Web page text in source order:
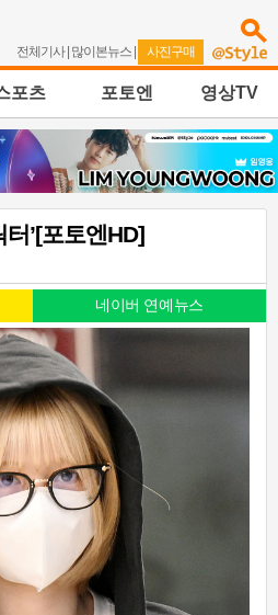
전체기사| 많이본뉴스 | 사진구매
포츠 포토엔 영상TV
터’[포토엔HD]
네이버 연예뉴스